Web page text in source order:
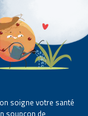
in
basis van
leven te